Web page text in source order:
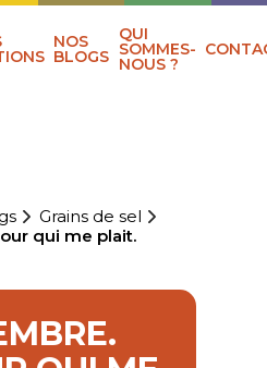
NOS
BLOGS
QUI
SOMMES-
NOUS ?
Grains de sel
qui me plait.